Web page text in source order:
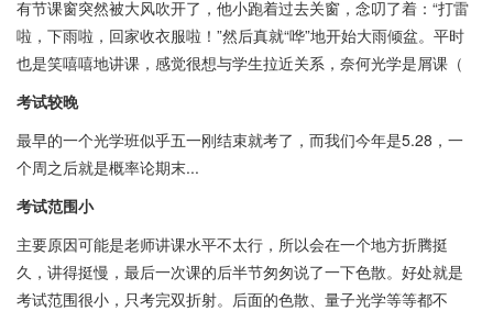
有节课窗突然被大风吹开了，他小跑着过去关窗，念叨了着：“打雷
啦，下雨啦，回家收衣服啦！”然后真就“哗”地开始大雨倾盆。平时
也是笑嘻嘻地讲课，感觉很想与学生拉近关系，奈何光学是屑课（
考试较晚
最早的一个光学班似乎五一刚结束就考了，而我们今年是5.28，一
个周之后就是概率论期末...
考试范围小
主要原因可能是老师讲课水平不太行，所以会在一个地方折腾挺
久，讲得挺慢，最后一次课的后半节匆匆说了一下色散。好处就是
考试范围很小，只考完双折射。后面的色散、量子光学等等都不